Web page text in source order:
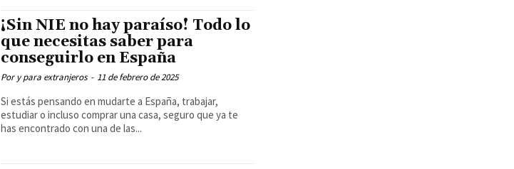
¡Sin NIE no hay paraíso! Todo lo
que necesitas saber para
conseguirlo en España
Por y para extranjeros - 11 de febrero de 2025
Si estás pensando en mudarte a España, trabajar,
estudiar o incluso comprar una casa, seguro que ya te
has encontrado con una de las...